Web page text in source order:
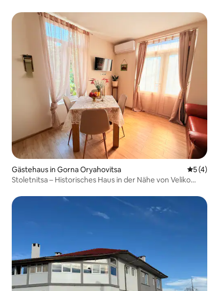
Gästehaus in Gorna Oryahovitsa
5 (4)
Stoletnitsa – Historisches Haus in der Nähe von Veliko